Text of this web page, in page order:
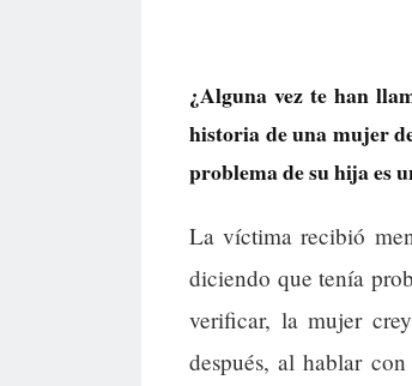
¿Alguna vez te han
historia de una mujer
problema de su hija es
La víctima recibió
diciendo que tenía
verificar, la mujer
después, al hablar